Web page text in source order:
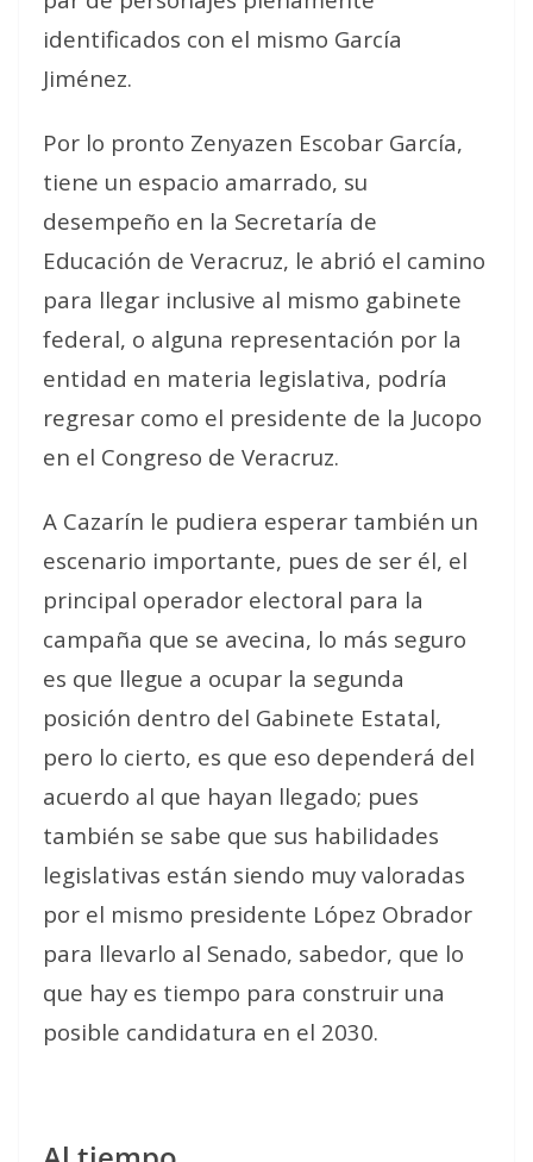
identificados con el mismo García
Jiménez.
Por lo pronto Zenyazen Escobar García,
tiene un espacio amarrado, su
desempeño en la Secretaría de
Educación de Veracruz, le abrió el camino
para llegar inclusive al mismo gabinete
federal, o alguna representación por la
entidad en materia legislativa, podría
regresar como el presidente de la Jucopo
en el Congreso de Veracruz.
A Cazarín le pudiera esperar también un
escenario importante, pues de ser él, el
principal operador electoral para la
campaña que se avecina, lo más seguro
es que llegue a ocupar la segunda
posición dentro del Gabinete Estatal,
pero lo cierto, es que eso dependerá del
acuerdo al que hayan llegado; pues
también se sabe que sus habilidades
legislativas están siendo muy valoradas
por el mismo presidente López Obrador
para llevarlo al Senado, sabedor, que lo
que hay es tiempo para construir una
posible candidatura en el 2030.